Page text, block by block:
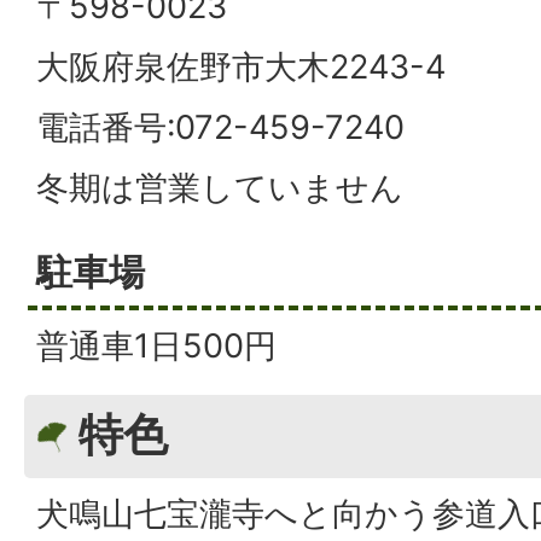
大阪府泉佐野市大木2243-4
電話番号:072-459-7240
冬期は営業していません
駐車場
普通車1日500円
特色
犬鳴山七宝瀧寺へと向かう参道